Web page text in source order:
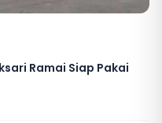
Ramai Siap Pakai